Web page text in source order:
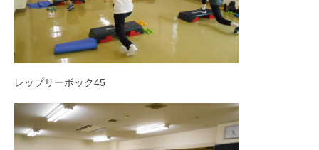
レップリーボック45